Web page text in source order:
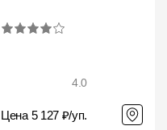
4.0
Цена 5 127 ₽/уп.